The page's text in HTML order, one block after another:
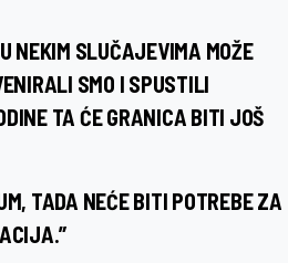
NEKIM SLUČAJEVIMA MOŽE
SMO I SPUSTILI
TA ĆE GRANICA BITI JOŠ
TADA NEĆE BITI POTREBE ZA